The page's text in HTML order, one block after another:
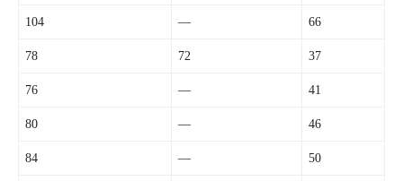
104 — 66
78 72 37
76 — 41
80 — 46
84 — 50